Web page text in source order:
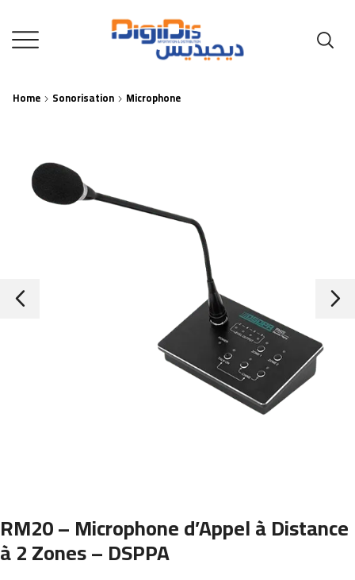
Home Sonorisation Microphone
RM20 – Microphone d’Appel à Distance
à 2 Zones – DSPPA